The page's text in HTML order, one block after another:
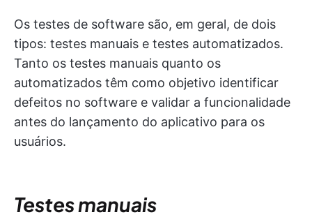
Os testes de software são, em geral, de dois
tipos: testes manuais e testes automatizados.
Tanto os testes manuais quanto os
automatizados têm como objetivo identificar
defeitos no software e validar a funcionalidade
antes do lançamento do aplicativo para os
usuários.
Testes manuais